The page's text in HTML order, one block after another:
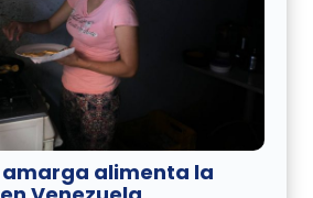
amarga alimenta la